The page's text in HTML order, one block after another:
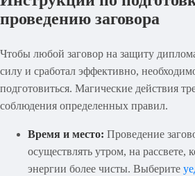
проведению заговора
Чтобы любой заговор на защиту
силу и сработал эффективно,
подготовиться. Магические действия
соблюдения определенных правил.
Время и место: Проведение
осуществлять утром, на рассвете,
энергии более чисты. Выберите